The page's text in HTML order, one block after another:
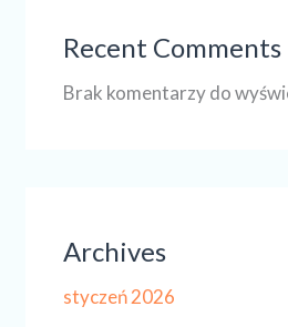
Recent Comments
Brak komentarzy do
Archives
styczeń 2026